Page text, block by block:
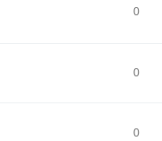
0
0
0